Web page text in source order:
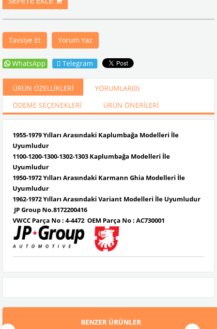
Tavsiye Et Yorum Yaz
WhatsApp Telegram
ÜRÜN ÖZELLIKLERI YORUMLAR(0)
ÖDEME SEÇENEKLERI
ÜRÜN ÖNERILERI
1955-1979 Yılları Arasındaki Kaplumbağa Modelleri İle
Uyumludur
1100-1200-1300-1302-1303 Kaplumbağa Modelleri İle
Uyumludur
1950-1972 Yılları Arasındaki Karmann Ghia Modelleri İle
Uyumludur
1962-1972 Yılları Arasındaki Variant Modelleri İle Uyumludur
JP Group No.8172200416
VWCC Parça No : 4-4472 OEM Parça No : AC730001
BENZER ÜRÜNLER